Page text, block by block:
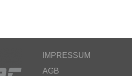
IMPRESSUM
AGB